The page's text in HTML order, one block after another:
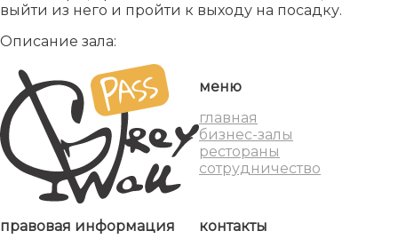
выйти из него и пройти к выходу на посадку.
Описание зала:
меню
главная
бизнес-залы
рестораны
сотрудничество
правовая информация
контакты